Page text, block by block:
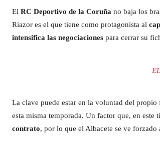
El RC Deportivo de la Coruña no baja los
Riazor es el que tiene como protagonista al
intensifica las negociaciones para cerrar su
La clave puede estar en la voluntad del
esta misma temporada. Un factor que, en
contrato, por lo que el Albacete se ve